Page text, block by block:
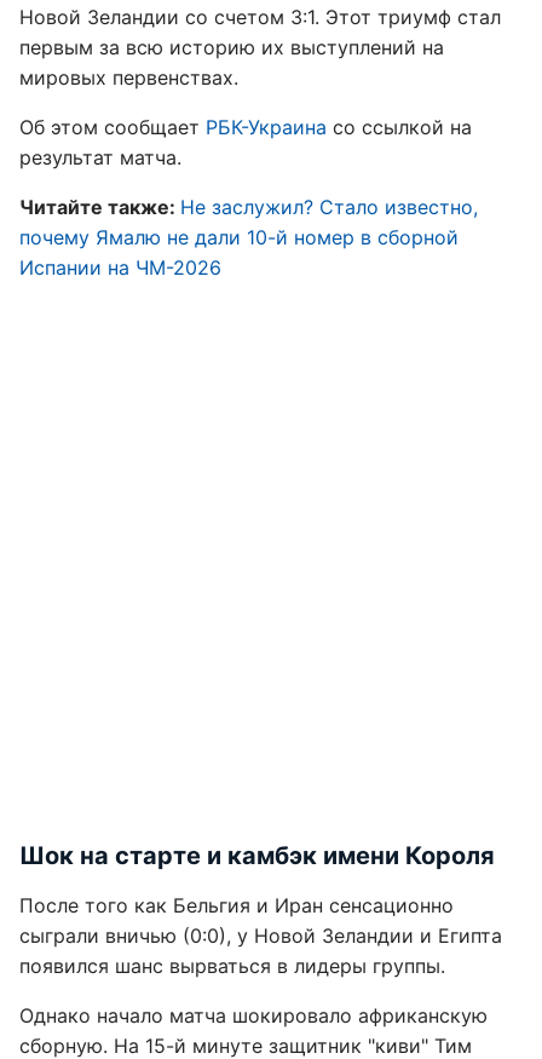
Новой Зеландии со счетом 3:1. Этот триумф стал
первым за всю историю их выступлений на
мировых первенствах.
Об этом сообщает РБК-Украина со ссылкой на
результат матча.
Читайте также: Не заслужил? Стало известно,
почему Ямалю не дали 10-й номер в сборной
Испании на ЧМ-2026
Шок на старте и камбэк имени Короля
После того как Бельгия и Иран сенсационно
сыграли вничью (0:0), у Новой Зеландии и Египта
появился шанс вырваться в лидеры группы.
Однако начало матча шокировало африканскую
сборную. На 15-й минуте защитник "киви" Тим